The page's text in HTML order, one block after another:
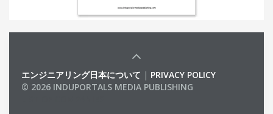
エンジニアリング日本について | PRIVACY POLICY
© 2026 INDUPORTALS MEDIA PUBLISHING